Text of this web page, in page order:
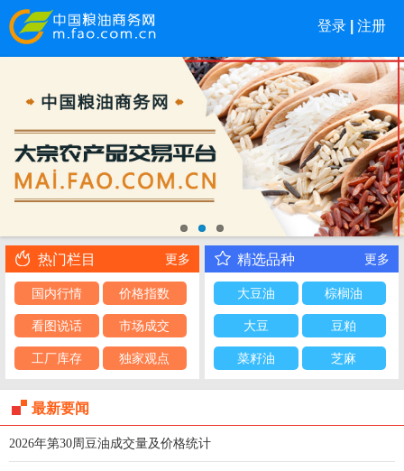
登录 注册
热门栏目
更多
国内行情
价格指数
看图说话
市场成交
工厂库存
独家观点
精选品种
更多
大豆油
棕榈油
大豆
豆粕
菜籽油
芝麻
最新要闻
2026年第30周豆油成交量及价格统计